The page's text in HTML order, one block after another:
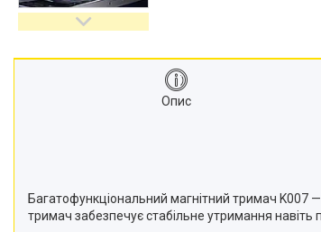
відеокамер
Стедіками, стабілізатори
Моноподи
Лінзи-об'єктиви для
Перехідники для фототехніки і
Опис
Багатофункціональний магнітний тримач K007
тримач забезпечує стабільне утримання навіть